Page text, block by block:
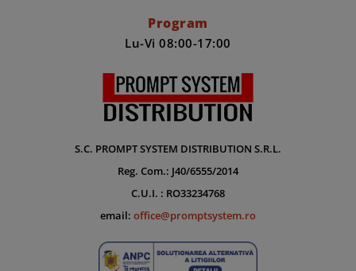
Program
Lu-Vi 08:00-17:00
S.C. PROMPT SYSTEM DISTRIBUTION S.R.L.
Reg. Com.: J40/6555/2014
C.U.I. : RO33234768
email: office@promptsystem.ro